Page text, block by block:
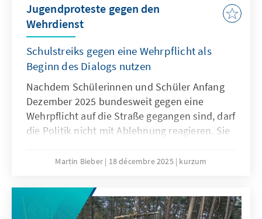
Jugendproteste gegen den
Wehrdienst
Schulstreiks gegen eine Wehrpflicht als
Beginn des Dialogs nutzen
Nachdem Schülerinnen und Schüler Anfang
Dezember 2025 bundesweit gegen eine
Wehrpflicht auf die Straße gegangen sind, darf
die Politik nicht mit Ablehnung reagieren. Sie
jungen Generation offen begegnen. Nur wenn
Maßnahmen wie das
Wehrdienstmodernisierungsgesetz oder ein
Martin Bieber 18 décembre 2025 kurzum